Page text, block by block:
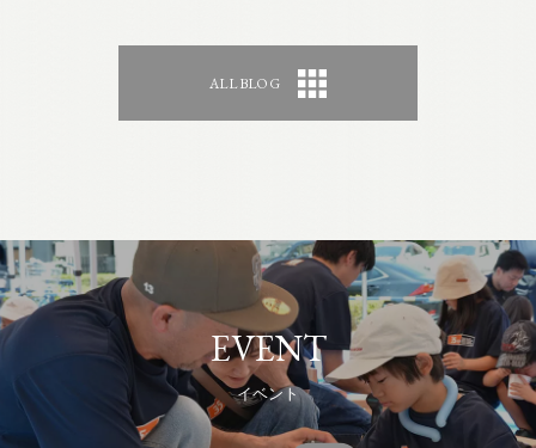
ALL BLOG
EVENT
イベント